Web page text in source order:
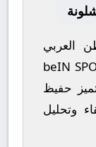
العربي
beIN
حفيظ
وتحليل